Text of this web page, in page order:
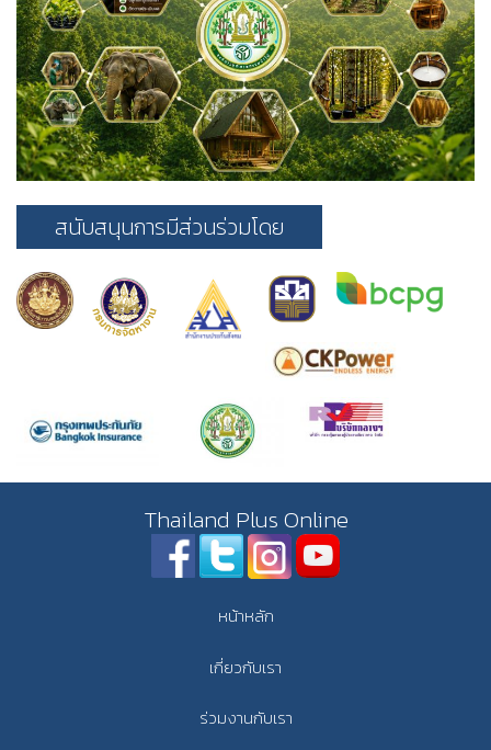
สนับสนุนการมีส่วนร่วมโดย
Thailand Plus Online
หน้าหลัก
เกี่ยวกับเรา
ร่วมงานกับเรา